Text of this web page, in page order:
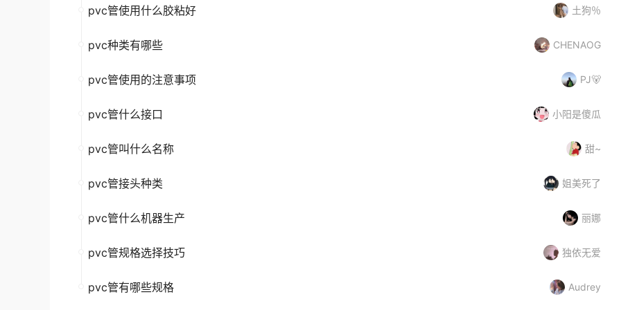
土狗％
pvc管使用什么胶粘好
CHENAOG
pvc种类有哪些
PJ🐻
pvc管使用的注意事项
小阳是傻瓜
pvc管什么接口
甜~
pvc管叫什么名称
姐美死了
pvc管接头种类
丽娜
pvc管什么机器生产
独依无爱
pvc管规格选择技巧
Audrey
pvc管有哪些规格